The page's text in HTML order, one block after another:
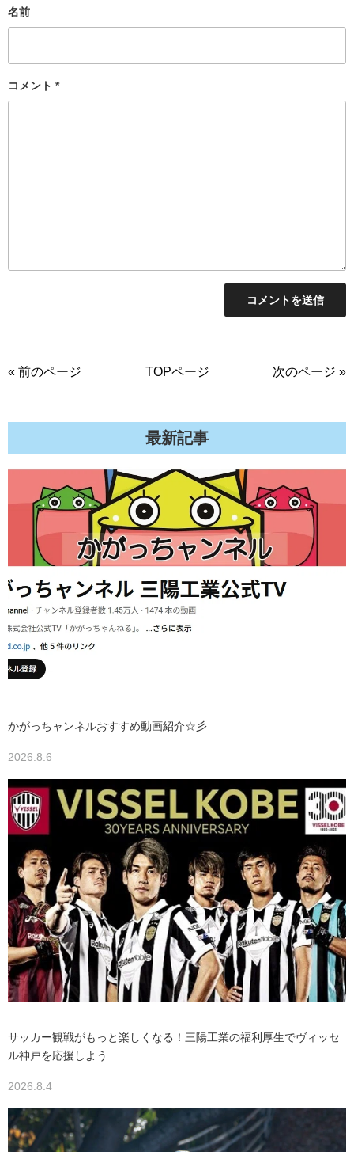
コメント *
名前
« 前のページ TOPページ 次のページ »
最新記事
かがっちャンネルおすすめ動画紹介☆彡
2026.8.6
サッカー観戦がもっと楽しくなる！三陽工業の福利厚生でヴィッセ
ル神戸を応援しよう
2026.8.4